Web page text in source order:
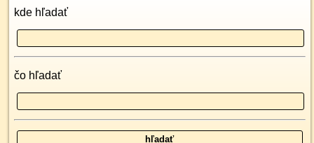
kde hľadať
čo hľadať